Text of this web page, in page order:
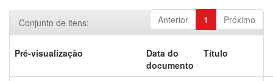
Anterior 1 Próximo
Conjunto de itens:
Pré-visualização
Data do
documento
Título